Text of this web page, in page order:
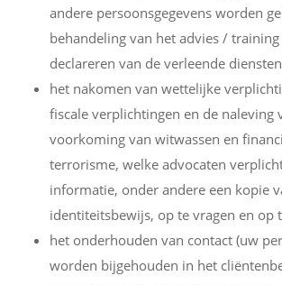
andere persoonsgegevens worden
behandeling van het advies /
declareren van de verleende
het nakomen van wettelijke
fiscale verplichtingen en de naleving
voorkoming van witwassen en
terrorisme, welke advocaten
informatie, onder andere een kopie
identiteitsbewijs, op te vragen en op
het onderhouden van contact (uw
worden bijgehouden in het